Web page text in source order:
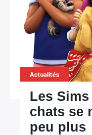
Actualités
Les
chats se
peu plus